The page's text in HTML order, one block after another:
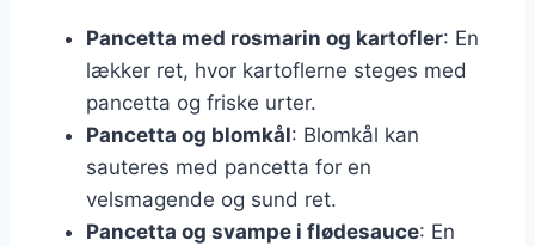
Pancetta med rosmarin og kartofler: En
lækker ret, hvor kartoflerne steges med
pancetta og friske urter.
Pancetta og blomkål: Blomkål kan
sauteres med pancetta for en
velsmagende og sund ret.
Pancetta og svampe i flødesauce: En